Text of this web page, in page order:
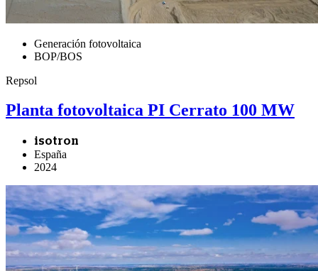
Generación fotovoltaica
BOP/BOS
Repsol
Planta fotovoltaica PI Cerrato 100 MW
isotron
España
2024